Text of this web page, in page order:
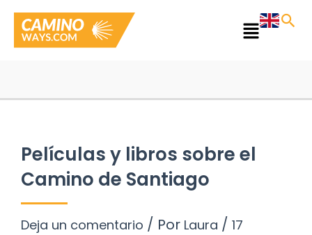
contenido
Main
Películas y libros sobre el
Camino de Santiago
Deja un comentario / Por Laura / 17